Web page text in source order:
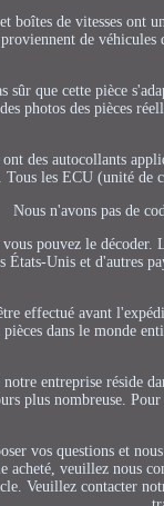
boîtes de vitesses ont
de véhicules
sûr que cette pièce
photos des pièces
ont des autocollants
Tous les ECU (unité de
Nous n'avons pas de
vous pouvez le
États-Unis et d'autres
effectué avant
pièces dans le monde
notre entreprise réside
plus nombreuse.
vos questions et
acheté, veuillez nous
Veuillez contacter